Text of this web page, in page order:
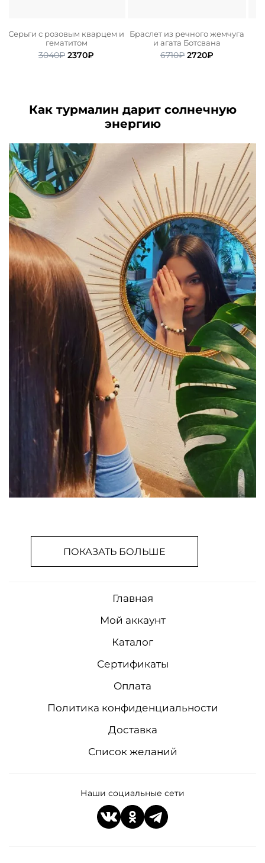
Серьги с розовым кварцем и
гематитом
3040₽ Первоначальная
2370₽
Браслет из речного жемчуга
и агата Ботсвана
6710₽ Первоначальная
2720₽
Как турмалин дарит солнечную
энергию
ПОКАЗАТЬ БОЛЬШЕ
Главная
Мой аккаунт
Каталог
Сертификаты
Оплата
Политика конфиденциальности
Доставка
Список желаний
Наши социальные сети